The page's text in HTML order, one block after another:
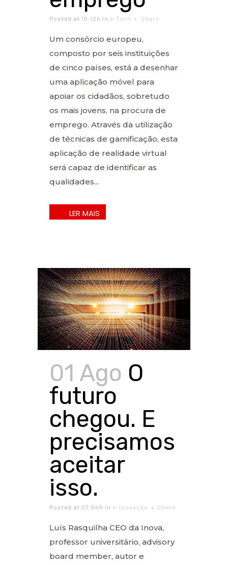
Posted at 15:12h in e-Tech Share
Um consórcio europeu,
composto por seis instituições
de cinco países, está a desenhar
uma aplicação móvel para
apoiar os cidadãos, sobretudo
os mais jovens, na procura de
emprego. Através da utilização
de técnicas de gamificação, esta
aplicação de realidade virtual
será capaz de identificar as
qualidades...
01 Ago O
futuro
chegou. E
precisamos
aceitar
isso.
Posted at 07:54h in e-Inovação Share
Luís Rasquilha CEO da Inova,
professor universitário, advisory
board member, autor e